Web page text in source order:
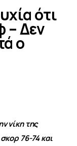
ότι
– Δεν
ο
νίκη της
76-74 και